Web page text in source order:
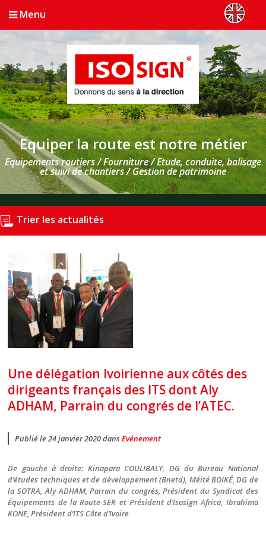
Menu
Equiper la route est notre métier
Equipements routiers / Fourniture / Etude, conduite, balisage
et suivi de chantiers / Gestion de patrimoine
Trier les actualités
Une délégation Ivoirienne aux côtés des
dirigeants français des ITS dont Aly
ADHAM, Parrain du congrés de l’ATEC.
Publié le 24 janvier 2020 dansEvénement
De gauche à droite: Kinapara COULIBALY, DG du Bureau National
d’études techniques et de développement (Bnetd), Méité BOIKÉ, DG de
la SOTRA, Aly ADHAM, Parrain du congrès, Président du Syndicat des
Équipements de la Route-SER et Président d’Isosign Africa, Ibrahima
KONE, Président d’ITS Côte d’Ivoire